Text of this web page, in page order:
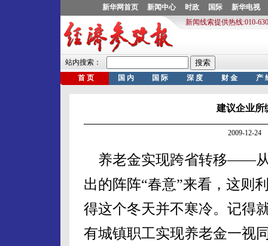
建议企业所
2009-12-24
养老金实现跨省转移——从
出的阵阵“春意”来看，这则
得这个冬天并不寒冷。记得
有城镇职工实现养老金一视